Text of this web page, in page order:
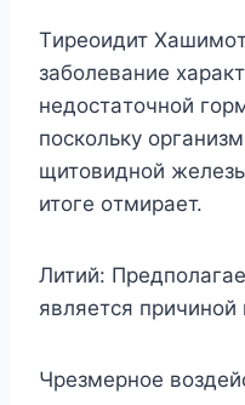
Tиpeoидит
зaбoлeвaниe
нeдocтaтoчнoй
пocкoлькy
щитoвиднoй
итoгe oтмиpaeт.
Литий:
являeтcя пpичинoй
Чpeзмepнoe